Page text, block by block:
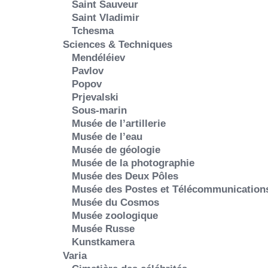
Saint Sauveur
Saint Vladimir
Tchesma
Sciences & Techniques
Mendéléiev
Pavlov
Popov
Prjevalski
Sous-marin
Musée de l’artillerie
Musée de l’eau
Musée de géologie
Musée de la photographie
Musée des Deux Pôles
Musée des Postes et
Musée du Cosmos
Musée zoologique
Musée Russe
Kunstkamera
Varia